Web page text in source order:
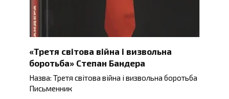
«Третя світова війна і визвольна
боротьба» Степан Бандера
Назва: Третя світова війна і визвольна боротьба
Письменник